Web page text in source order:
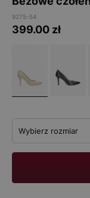
9275-54
399.00 zł
Wybierz rozmiar